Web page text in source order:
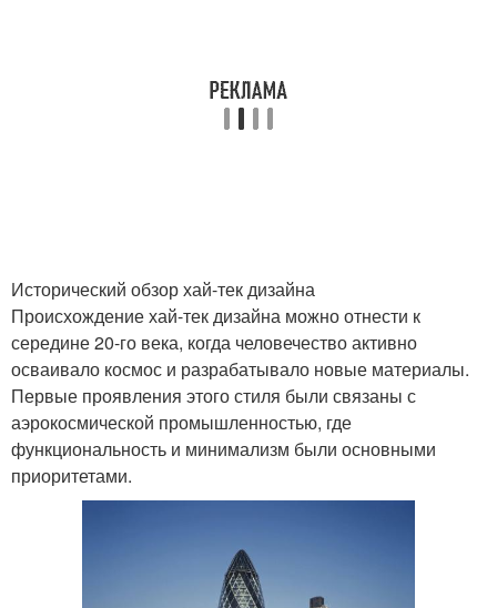
Исторический обзор хай-тек дизайна
Происхождение хай-тек дизайна можно отнести к
середине 20-го века, когда человечество активно
осваивало космос и разрабатывало новые материалы.
Первые проявления этого стиля были связаны с
аэрокосмической промышленностью, где
функциональность и минимализм были основными
приоритетами.